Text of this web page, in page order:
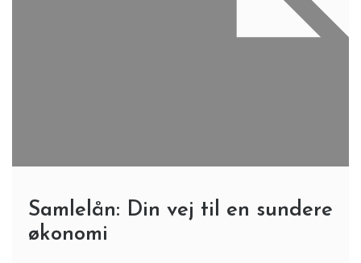
Samlelån: Din vej til en sundere
økonomi